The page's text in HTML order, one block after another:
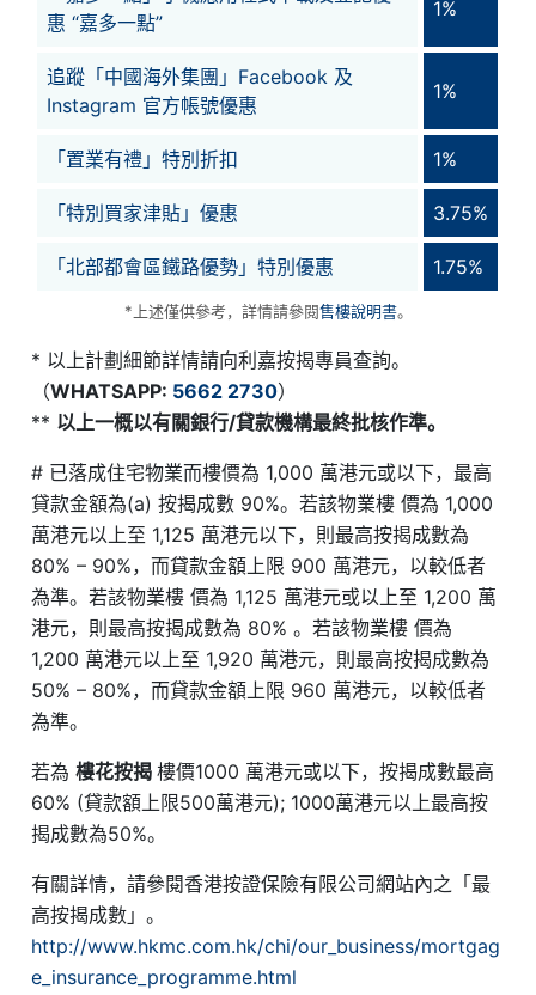
惠 “嘉多一點”
1%
追蹤「中國海外集團」Facebook 及
Instagram 官方帳號優惠
1%
「置業有禮」特別折扣 1%
「特別買家津貼」優惠 3.75%
「北部都會區鐵路優勢」特別優惠 1.75%
*上述僅供參考，詳情請參閱售樓說明書。
* 以上計劃細節詳情請向利嘉按揭專員查詢。
（WHATSAPP: 5662 2730）
** 以上一概以有關銀行/貸款機構最終批核作準。
# 已落成住宅物業而樓價為 1,000 萬港元或以下，最高
貸款金額為(a) 按揭成數 90%。若該物業樓 價為 1,000
萬港元以上至 1,125 萬港元以下，則最高按揭成數為
80% – 90%，而貸款金額上限 900 萬港元，以較低者
為準。若該物業樓 價為 1,125 萬港元或以上至 1,200 萬
港元，則最高按揭成數為 80% 。若該物業樓 價為
1,200 萬港元以上至 1,920 萬港元，則最高按揭成數為
50% – 80%，而貸款金額上限 960 萬港元，以較低者
為準。
若為樓花按揭樓價1000 萬港元或以下，按揭成數最高
60% (貸款額上限500萬港元); 1000萬港元以上最高按
揭成數為50%。
有關詳情，請參閱香港按證保險有限公司網站內之「最
高按揭成數」。
http://www.hkmc.com.hk/chi/our_business/mortgag
e_insurance_programme.html